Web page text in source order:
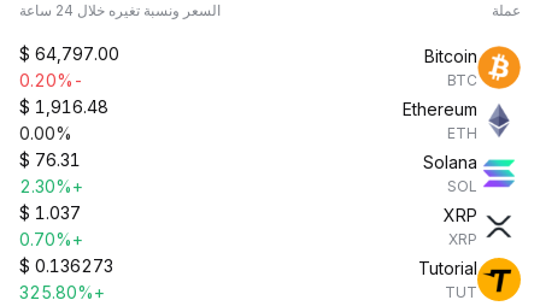
عملة السعر ونسبة تغيره خلال 24 ساعة
Bitcoin
BTC
$ 64,797.00
-0.20%
Ethereum
ETH
$ 1,916.48
0.00%
Solana
SOL
$ 76.31
+2.30%
XRP
XRP
$ 1.037
+0.70%
Tutorial
TUT
$ 0.136273
+325.80%